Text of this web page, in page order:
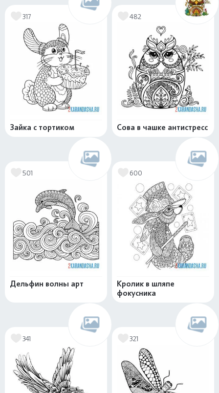
317
Зайка с тортиком
482
Сова в чашке антистресс
501
Дельфин волны арт
600
Кролик в шляпе
фокусника
341 321